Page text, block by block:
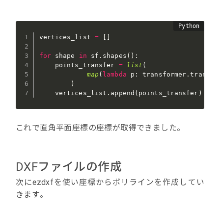
vertices_list =
for shape in sf . shapes ( ) :
    points_transfer
= list (
map ( lambda p : transformer .
)
    vertices_list
. append ( points_transfer )
これで直角平面座標の座標が取得できました。
DXFファイルの作成
次にezdxfを使い座標からポリラインを作成してい
きます。